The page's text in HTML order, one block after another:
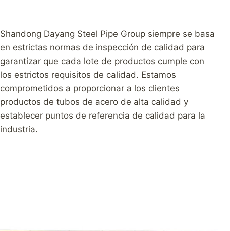
Shandong Dayang Steel Pipe Group siempre se basa
en estrictas normas de inspección de calidad para
garantizar que cada lote de productos cumple con
los estrictos requisitos de calidad. Estamos
comprometidos a proporcionar a los clientes
productos de tubos de acero de alta calidad y
establecer puntos de referencia de calidad para la
industria.